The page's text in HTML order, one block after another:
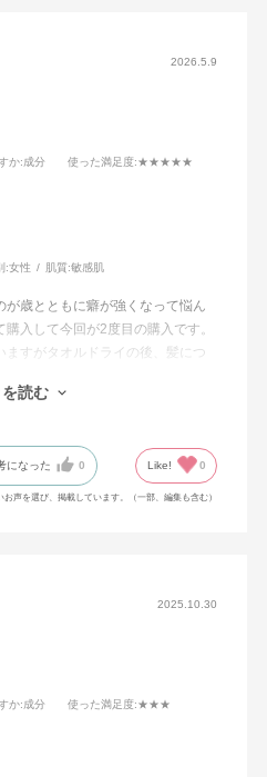
2026.5.9
か:成分 使った満足度:★★★★★
:女性 肌質:敏感肌
が歳とともに癖が強くなって悩ん
入して今回が2度目の購入です。
ますがタオルドライの後、髪につ
ち着きます。
けなくても効果はバツグンなので
もわざとらしい強い匂いでなく上
ます。
読む
になった 0 Like! 0
声を選び、掲載しています。（一部、編集も含む）
2025.10.30
か:成分 使った満足度:★★★